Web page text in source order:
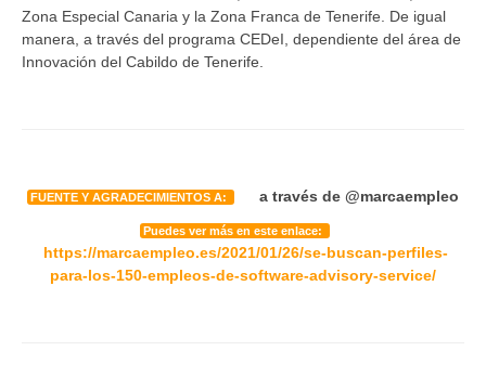
Zona Especial Canaria y la Zona Franca de Tenerife. De igual
manera, a través del programa CEDeI, dependiente del área de
Innovación del Cabildo de Tenerife.
FUENTE Y AGRADECIMIENTOS A: a través de @marcaempleo
Puedes ver más en este enlace:
https://marcaempleo.es/2021/01/26/se-buscan-perfiles-
para-los-150-empleos-de-software-advisory-service/